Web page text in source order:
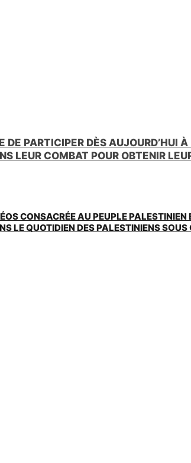
DE PARTICIPER DÈS
LEUR COMBAT POUR OBTENIR
CONSACRÉE AU PEUPLE
LE QUOTIDIEN DES PALESTINIENS